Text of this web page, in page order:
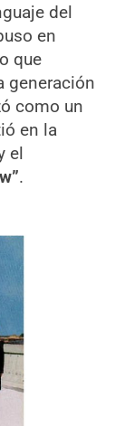
del
en
que
generación
como un
en la
el
.